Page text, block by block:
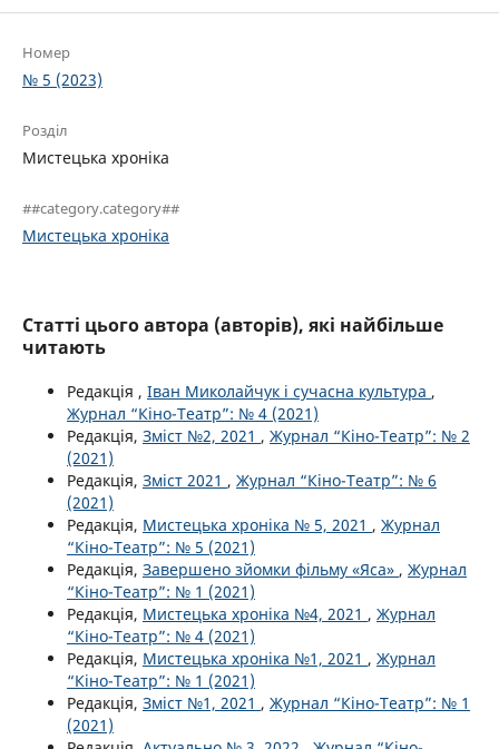
Номер
№ 5 (2023)
Розділ
Мистецька хроніка
##category.category##
Мистецька хроніка
Статті цього автора (авторів), які найбільше
читають
Редакція , Іван Миколайчук і сучасна культура ,
Журнал “Кіно-Театр”: № 4 (2021)
Редакція, Зміст №2, 2021 , Журнал “Кіно-Театр”: № 2
(2021)
Редакція, Зміст 2021 , Журнал “Кіно-Театр”: № 6
(2021)
Редакція, Мистецька хроніка № 5, 2021 , Журнал
“Кіно-Театр”: № 5 (2021)
Редакція, Завершено зйомки фільму «Яса» , Журнал
“Кіно-Театр”: № 1 (2021)
Редакція, Мистецька хроніка №4, 2021 , Журнал
“Кіно-Театр”: № 4 (2021)
Редакція, Мистецька хроніка №1, 2021 , Журнал
“Кіно-Театр”: № 1 (2021)
Редакція, Зміст №1, 2021 , Журнал “Кіно-Театр”: № 1
(2021)